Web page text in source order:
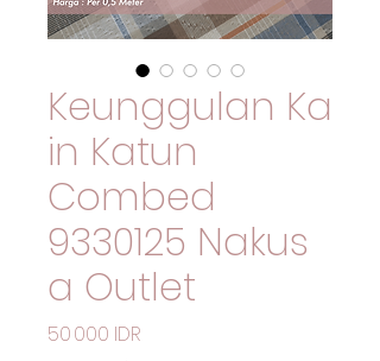
Keunggulan Ka
in Katun
Combed
9330125 Nakus
a Outlet
50 000 IDR